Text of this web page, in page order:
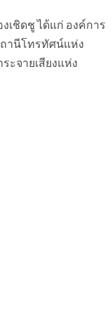
เชิดชู ได้แก่ องค์การ
ถานีโทรทัศน์แห่ง
ะจายเสียงแห่ง